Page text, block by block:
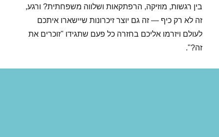
בין רגשות, מוזיקה, הרפתקאות ושלווה משפחתית? ורגע,
זה לא רק כיף — זה גם יוצר זיכרונות שיישארו איתכם
לעולם ויזרמו אליכם בחזרה כל פעם שתגידו "זוכרים את
זה?".